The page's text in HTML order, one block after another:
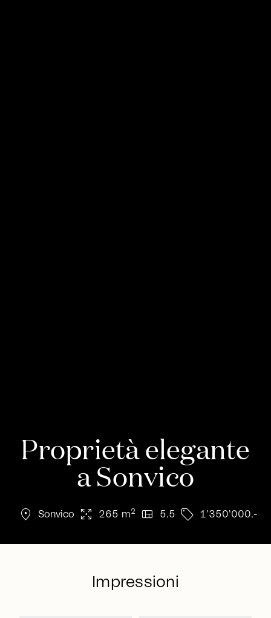
Proprietà elegante
a Sonvico
location_on Sonvico arrows_output 265 m2 view_quilt 5.5 sell 1'350'000.-
Impressioni